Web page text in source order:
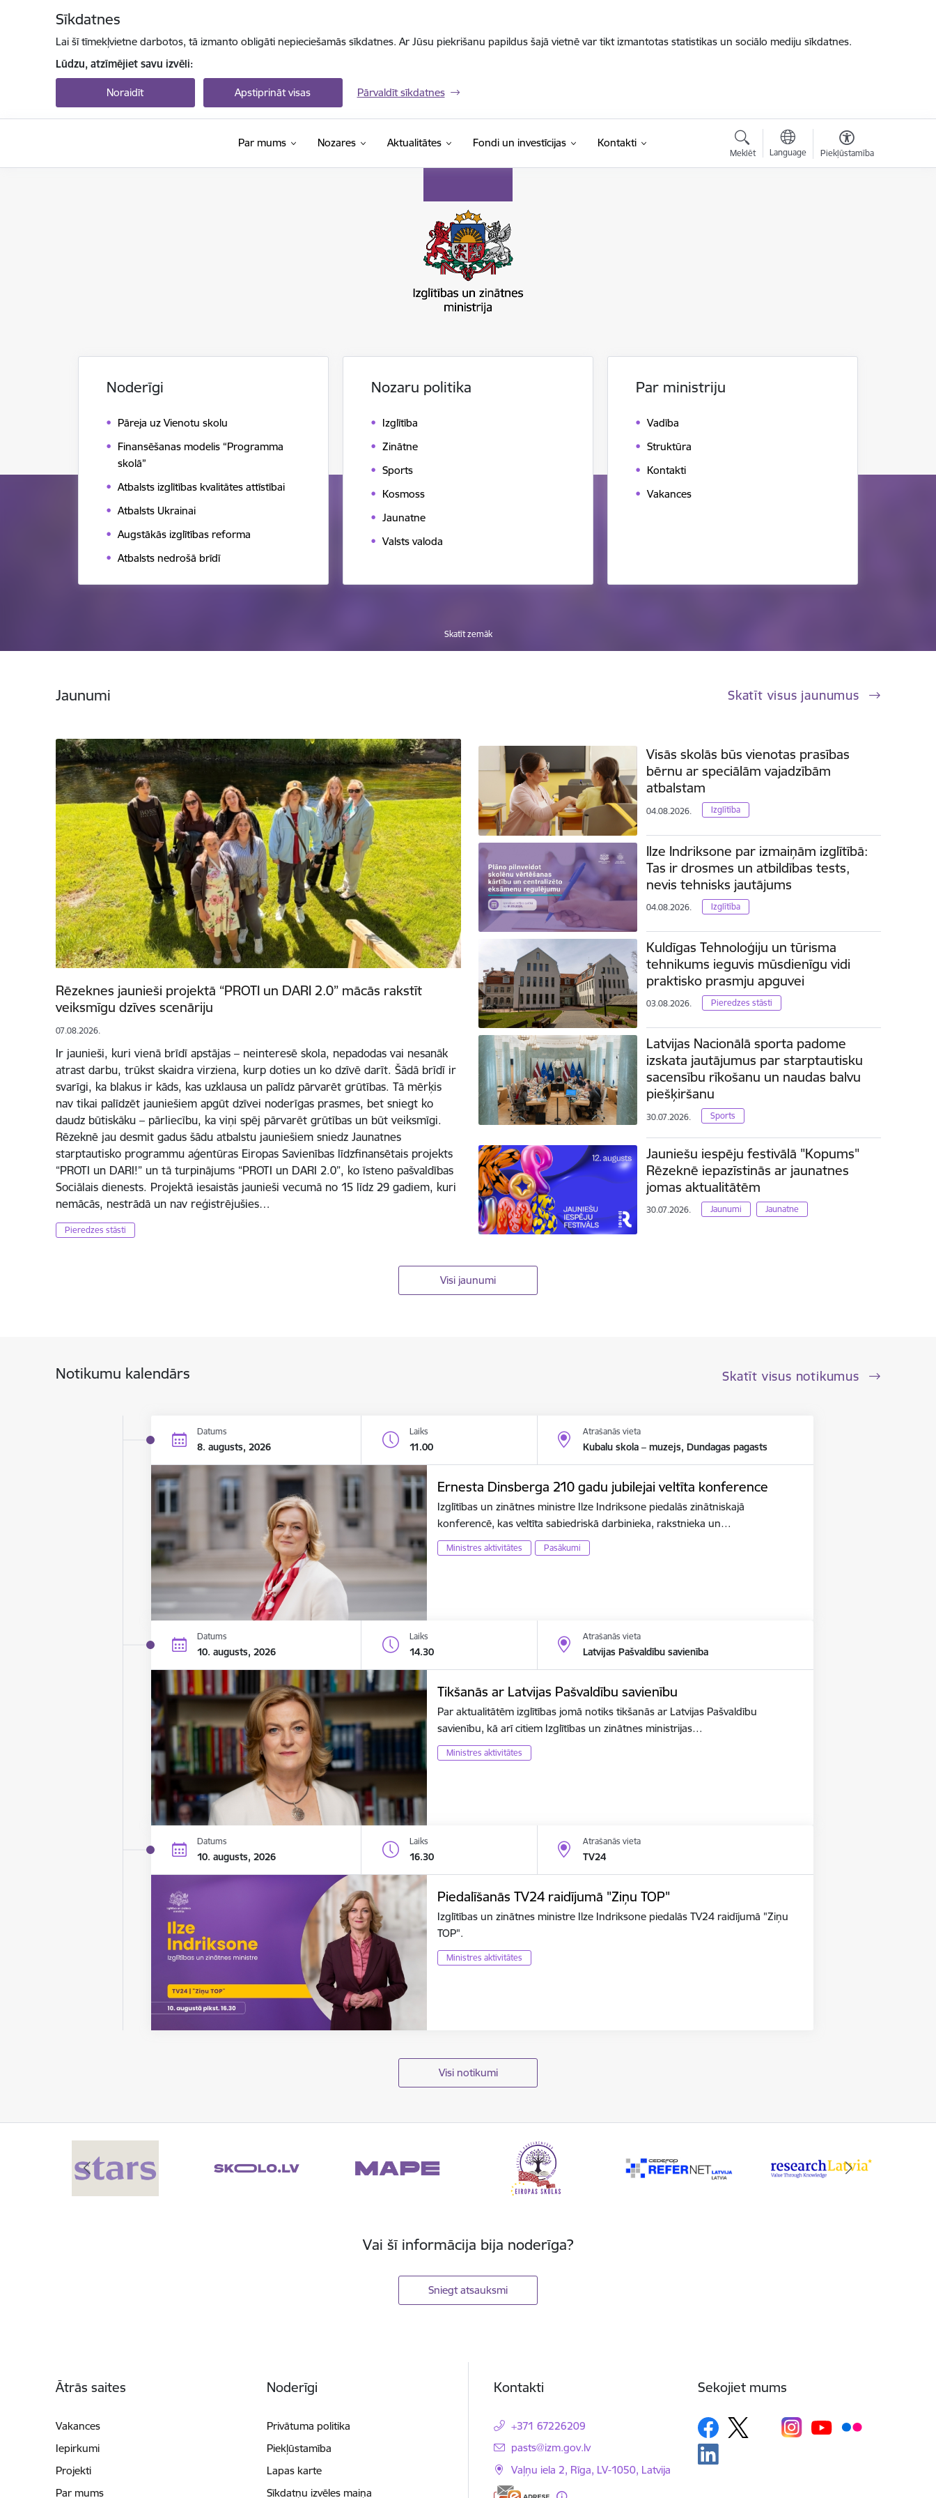
Sīkdatnes
Lai šī tīmekļvietne darbotos, tā izmanto obligāti nepieciešamās sīkdatnes. Ar Jūsu piekrišanu papildus šajā vietnē var tikt izmantotas statistikas un sociālo mediju sīkdatnes.
Lūdzu, atzīmējiet savu izvēli:
Noraidīt Apstiprināt visas Pārvaldīt sīkdatnes
Par mums Nozares Aktualitātes Fondi un investīcijas Kontakti
Meklēt Language Piekļūstamība
Noderīgi
Pāreja uz Vienotu skolu
Finansēšanas modelis “Programma
skolā”
Atbalsts izglītības kvalitātes attīstībai
Atbalsts Ukrainai
Augstākās izglītības reforma
Atbalsts nedrošā brīdī
Nozaru politika
Izglītība
Zinātne
Sports
Kosmoss
Jaunatne
Valsts valoda
Par ministriju
Vadība
Struktūra
Kontakti
Vakances
Skatīt zemāk
Jaunumi Skatīt visus jaunumus
Rēzeknes jaunieši projektā “PROTI un DARI 2.0” mācās rakstīt
veiksmīgu dzīves scenāriju
07.08.2026.
Ir jaunieši, kuri vienā brīdī apstājas – neinteresē skola, nepadodas vai nesanāk
atrast darbu, trūkst skaidra virziena, kurp doties un ko dzīvē darīt. Šādā brīdī ir
svarīgi, ka blakus ir kāds, kas uzklausa un palīdz pārvarēt grūtības. Tā mērķis
nav tikai palīdzēt jauniešiem apgūt dzīvei noderīgas prasmes, bet sniegt ko
daudz būtiskāku – pārliecību, ka viņi spēj pārvarēt grūtības un būt veiksmīgi.
Rēzeknē jau desmit gadus šādu atbalstu jauniešiem sniedz Jaunatnes
starptautisko programmu aģentūras Eiropas Savienības līdzfinansētais projekts
“PROTI un DARI!” un tā turpinājums “PROTI un DARI 2.0”, ko īsteno pašvaldības
Sociālais dienests. Projektā iesaistās jaunieši vecumā no 15 līdz 29 gadiem, kuri
nemācās, nestrādā un nav reģistrējušies…
Pieredzes stāsti
Visās skolās būs vienotas prasības
bērnu ar speciālām vajadzībām
atbalstam
04.08.2026. Izglītība
Ilze Indriksone par izmaiņām izglītībā:
Tas ir drosmes un atbildības tests,
nevis tehnisks jautājums
04.08.2026. Izglītība
Kuldīgas Tehnoloģiju un tūrisma
tehnikums ieguvis mūsdienīgu vidi
praktisko prasmju apguvei
03.08.2026. Pieredzes stāsti
Latvijas Nacionālā sporta padome
izskata jautājumus par starptautisku
sacensību rīkošanu un naudas balvu
piešķiršanu
30.07.2026. Sports
Jauniešu iespēju festivālā "Kopums"
Rēzeknē iepazīstinās ar jaunatnes
jomas aktualitātēm
30.07.2026. Jaunumi Jaunatne
Visi jaunumi
Notikumu kalendārs Skatīt visus notikumus
Datums
8. augusts, 2026
Laiks
11.00
Atrašanās vieta
Kubalu skola – muzejs, Dundagas pagasts
Ernesta Dinsberga 210 gadu jubilejai veltīta konference
Izglītības un zinātnes ministre Ilze Indriksone piedalās zinātniskajā
konferencē, kas veltīta sabiedriskā darbinieka, rakstnieka un…
Ministres aktivitātes Pasākumi
Datums
10. augusts, 2026
Laiks
14.30
Atrašanās vieta
Latvijas Pašvaldību savienība
Tikšanās ar Latvijas Pašvaldību savienību
Par aktualitātēm izglītības jomā notiks tikšanās ar Latvijas Pašvaldību
savienību, kā arī citiem Izglītības un zinātnes ministrijas…
Ministres aktivitātes
Datums
10. augusts, 2026
Laiks
16.30
Atrašanās vieta
TV24
Piedalīšanās TV24 raidījumā "Ziņu TOP"
Izglītības un zinātnes ministre Ilze Indriksone piedalās TV24 raidījumā "Ziņu
TOP".
Ministres aktivitātes
Visi notikumi
Vai šī informācija bija noderīga?
Sniegt atsauksmi
Ātrās saites
Vakances
Iepirkumi
Projekti
Par mums
Noderīgi
Privātuma politika
Piekļūstamība
Lapas karte
Sīkdatņu izvēles maiņa
Kontakti
+371 67226209
E-pasts:
pasts@izm.gov.lv
Vaļņu iela 2, Rīga, LV-1050, Latvija
Sekojiet mums